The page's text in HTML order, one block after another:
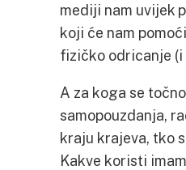
mediji nam uvijek
koji će nam
fizičko odricanje (i
A za koga se
samopouzdanja,
kraju krajeva, tko
Kakve koristi